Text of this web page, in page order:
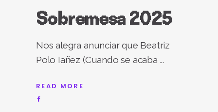
Sobremesa 2025
Nos alegra anunciar que Beatriz
Polo Iañez (Cuando se acaba
READ MORE